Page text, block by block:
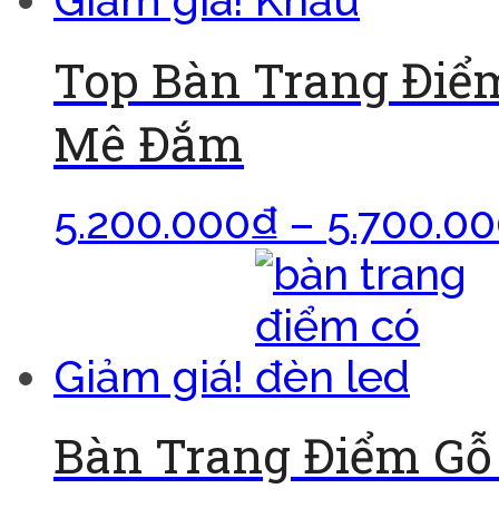
Top Bàn Trang
Mê Đắm
5.200.000₫ –
Giảm giá!
Bàn Trang Điểm